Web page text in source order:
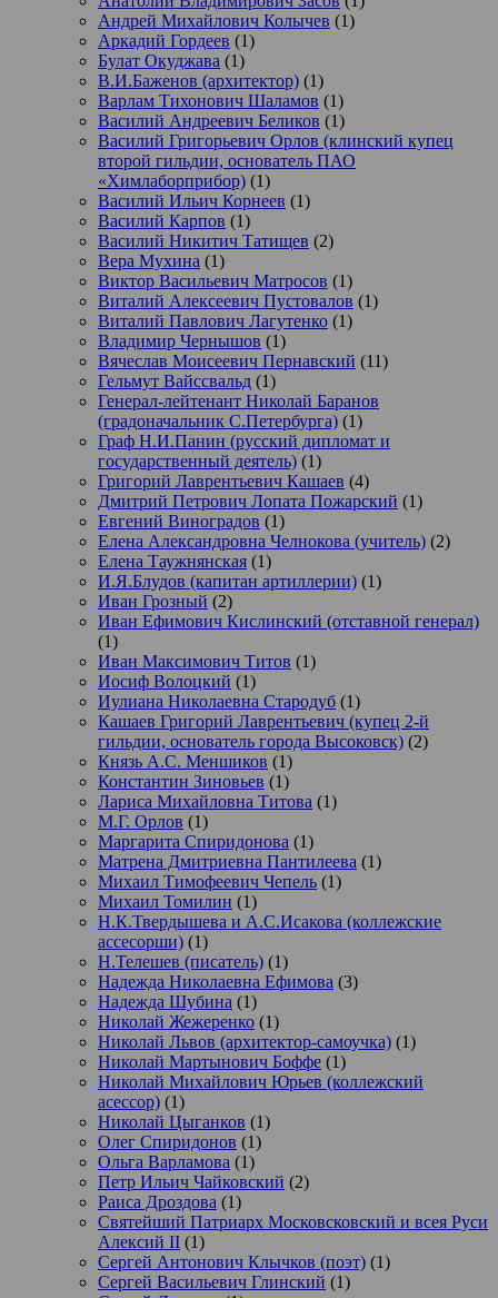
Андрей Михайлович Колычев (1)
Аркадий Гордеев (1)
Булат Окуджава (1)
В.И.Баженов (архитектор) (1)
Варлам Тихонович Шаламов (1)
Василий Андреевич Беликов (1)
Василий Григорьевич Орлов (клинский купец
второй гильдии, основатель ПАО
«Химлаборприбор) (1)
Василий Ильич Корнеев (1)
Василий Карпов (1)
Василий Никитич Татищев (2)
Вера Мухина (1)
Виктор Васильевич Матросов (1)
Виталий Алексеевич Пустовалов (1)
Виталий Павлович Лагутенко (1)
Владимир Чернышов (1)
Вячеслав Моисеевич Пернавский (11)
Гельмут Вайссвальд (1)
Генерал-лейтенант Николай Баранов
(градоначальник С.Петербурга) (1)
Граф Н.И.Панин (русский дипломат и
государственный деятель) (1)
Григорий Лаврентьевич Кашаев (4)
Дмитрий Петрович Лопата Пожарский (1)
Евгений Виноградов (1)
Елена Александровна Челнокова (учитель) (2)
Елена Таужнянская (1)
И.Я.Блудов (капитан артиллерии) (1)
Иван Грозный (2)
Иван Ефимович Кислинский (отставной генерал)
(1)
Иван Максимович Титов (1)
Иосиф Волоцкий (1)
Иулиана Николаевна Стародуб (1)
Кашаев Григорий Лаврентьевич (купец 2-й
гильдии, основатель города Высоковск) (2)
Князь А.С. Меншиков (1)
Константин Зиновьев (1)
Лариса Михайловна Титова (1)
М.Г. Орлов (1)
Маргарита Спиридонова (1)
Матрена Дмитриевна Пантилеева (1)
Михаил Тимофеевич Чепель (1)
Михаил Томилин (1)
Н.К.Твердышева и А.С.Исакова (коллежские
ассесорши) (1)
Н.Телешев (писатель) (1)
Надежда Николаевна Ефимова (3)
Надежда Шубина (1)
Николай Жежеренко (1)
Николай Львов (архитектор-самоучка) (1)
Николай Мартынович Боффе (1)
Николай Михайлович Юрьев (коллежский
асессор) (1)
Николай Цыганков (1)
Олег Спиридонов (1)
Ольга Варламова (1)
Петр Ильич Чайковский (2)
Раиса Дроздова (1)
Святейший Патриарх Московсковский и всея Руси
Алексий II (1)
Сергей Антонович Клычков (поэт) (1)
Сергей Васильевич Глинский (1)